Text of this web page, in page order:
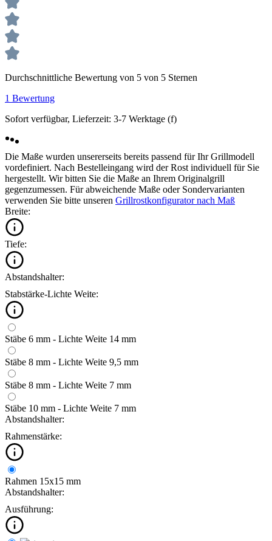
Durchschnittliche Bewertung von 5 von 5 Sternen
1 Bewertung
Sofort verfügbar, Lieferzeit: 3-7 Werktage (f)
Die Maße wurden unsererseits bereits passend für Ihr Grillmodell
vordefiniert. Nach Bestelleingang wird der Rost individuell für Sie
hergestellt. Wir bitten Sie die Maße an Ihrem Originalgrill
gegenzumessen. Für abweichende Maße oder Sondervarianten
verwenden Sie bitte unseren Grillrostkonfigurator nach Maß
Breite:
Tiefe:
Abstandshalter:
Stabstärke-Lichte Weite:
Stäbe 6 mm - Lichte Weite 14 mm
Stäbe 8 mm - Lichte Weite 9,5 mm
Stäbe 8 mm - Lichte Weite 7 mm
Stäbe 10 mm - Lichte Weite 7 mm
Abstandshalter:
Rahmenstärke:
Rahmen 15x15 mm
Abstandshalter:
Ausführung: